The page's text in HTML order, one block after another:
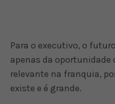
Para o executivo, o
apenas da oportunidade
relevante na franquia,
existe e é grande.